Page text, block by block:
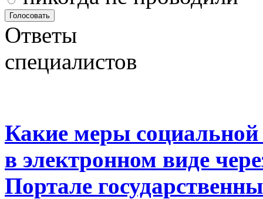
Ответы
специалистов
Какие меры
в электронном виде
Портале